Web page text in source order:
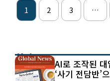
1 2 3 …
최신 글
AI로 조작된
‘사기 전담반’